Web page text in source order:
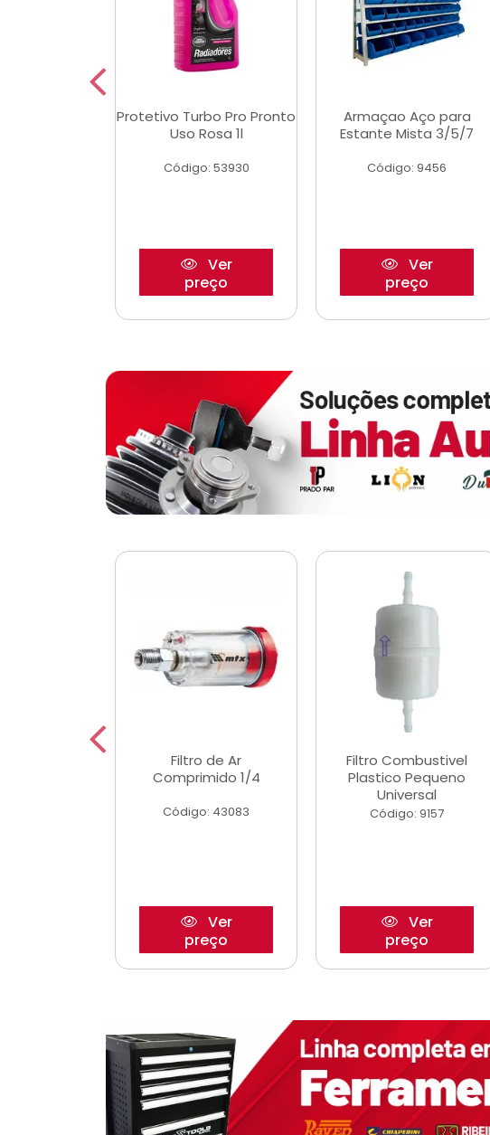
Protetivo Turbo Pro Pronto
Uso Rosa 1l
Código: 53930
Ver
preço
Armaçao Aço para
Estante Mista 3/5/7
Código: 9456
Ver
preço
Filtro de Ar
Comprimido 1/4
Código: 43083
Ver
preço
Filtro Combustivel
Plastico Pequeno
Universal
Código: 9157
Ver
preço